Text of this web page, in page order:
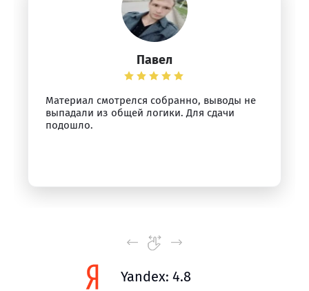
Павел
Материал смотрелся собранно, выводы не
выпадали из общей логики. Для сдачи
подошло.
Yandex: 4.8